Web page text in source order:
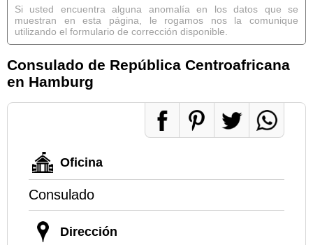
Si usted encuentra alguna anomalía en los datos que se
muestran en esta página, le rogamos nos la comunique
utilizando el formulario de corrección disponible.
Consulado de República Centroafricana
en Hamburg
Oficina
Consulado
Dirección